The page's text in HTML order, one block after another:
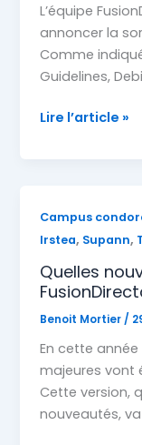
L’équipe
annoncer la
Comme
Guidelines,
FusionDirectory
Lire l’article »
Campus
Irstea, Supann,
Quelles
Benoit Mortier /
En cette année
majeures vont
Cette version,
nouveautés, va